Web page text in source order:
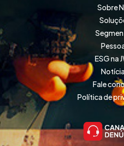
Sobre
ESG na
Fale
Política de